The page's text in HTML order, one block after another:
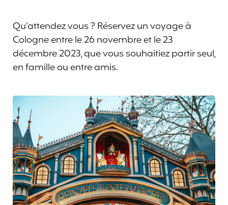
Qu’attendez vous ? Réservez un voyage à
Cologne entre le 26 novembre et le 23
décembre 2023, que vous souhaitiez partir seul,
en famille ou entre amis.